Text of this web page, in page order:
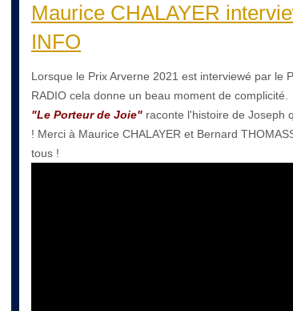
Maurice CHALAYER
INFO
Lorsque le Prix Arverne 2021 est interviewé par le
RADIO cela donne un beau moment de complicité.
"Le Porteur de Joie" raconte l'histoire de Joseph
! Merci à Maurice CHALAYER et Bernard
tous !